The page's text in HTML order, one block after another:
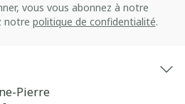
vous vous abonnez à notre
notre politique de confidentialité.
Pierre